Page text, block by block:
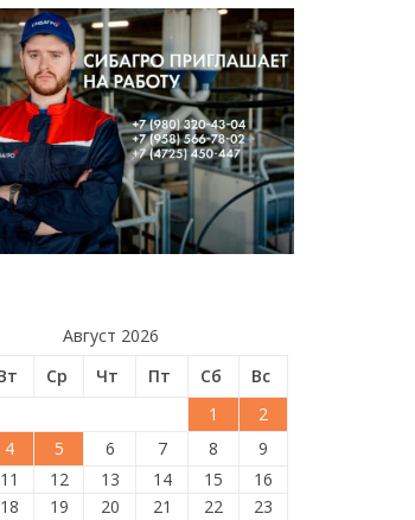
Август 2026
Ср Чт Пт Сб
Вс
1
2
4 5 6 7 8
9
11 12 13 14 15
16
18 19 20 21 22
23